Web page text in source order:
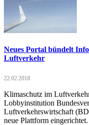
Neues Portal bündelt
Luftverkehr
22.02.2018
Klimaschutz im
Lobbyinstitution
Luftverkehrswirtschaft
neue Plattform eingerichtet.